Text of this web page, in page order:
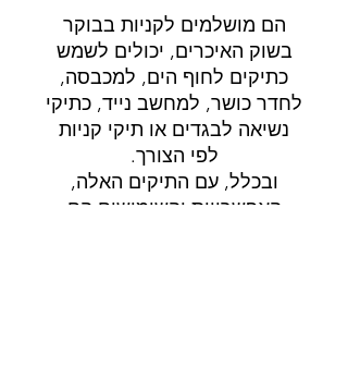
הם מושלמים לקניות בבוקר
בשוק האיכרים, יכולים לשמש
כתיקים לחוף הים, למכבסה,
לחדר כושר, למחשב נייד, כתיקי
נשיאה לבגדים או תיקי קניות
לפי הצורך.
ובכלל, עם התיקים האלה,
האפשרויות והשימושים הם